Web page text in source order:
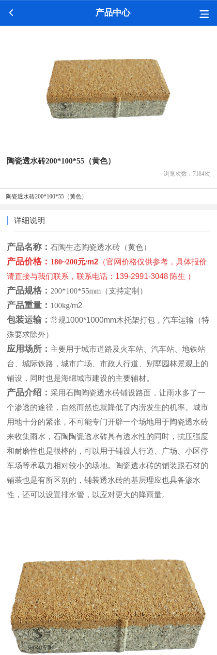
产品中心
陶瓷透水砖200*100*55（黄色）
浏览次数： 7184次
陶瓷透水砖200*100*55（黄色）
详细说明
产品名称：石陶生态陶瓷透水砖（黄色）
产品价格： 180~200元/m2 （官网价格仅供参考，具体报价
请直接与我们联系，联系电话：139-2991-3048 陈生 ）
产品规格：200*100*55mm（支持定制）
产品重量： 100kg/m2
包装运输：常规1000*1000mm木托架打包，汽车运输（特
殊要求除外）
应用场所： 主要用于城市道路及火车站、汽车站、地铁站
台、城际铁路，城市广场、市政人行道、别墅园林景观上的
铺设，同时也是海绵城市建设的主要辅材。
产品介绍：采用石陶陶瓷透水砖铺设路面，让雨水多了一
个渗透的途径，自然而然也就降低了内涝发生的机率。城市
用地十分的紧张，不可能专门开辟一个场地用于陶瓷透水砖
来收集雨水，石陶陶瓷透水砖具有透水性的同时，抗压强度
和耐磨性也是很棒的，可以用于铺设人行道、广场、小区停
车场等承载力相对较小的场地。陶瓷透水砖的铺装跟石材的
铺装也是有所区别的，铺装透水砖的基层理应也具备渗水
性，还可以设置排水管，以应对更大的降雨量。